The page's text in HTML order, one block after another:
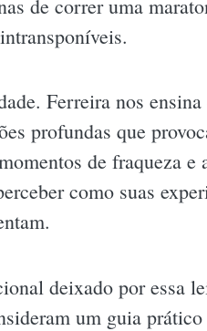
de correr uma
Ferreira nos
profundas que
de fraqueza e
como suas
deixado por essa
um guia prático